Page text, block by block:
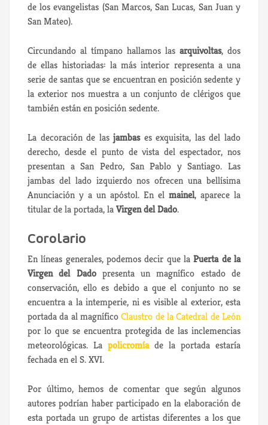
de los evangelistas (San Marcos, San Lucas, San Juan y
San Mateo).
Circundando al tímpano hallamos las arquivoltas, dos
de ellas historiadas: la más interior representa a una
serie de santas que se encuentran en posición sedente y
la exterior nos muestra a un conjunto de clérigos que
también están en posición sedente.
La decoración de lasjambases exquisita, las del lado
derecho, desde el punto de vista del espectador, nos
presentan a San Pedro, San Pablo y Santiago. Las
jambas del lado izquierdo nos ofrecen una bellísima
Anunciación y a un apóstol. En el mainel, aparece la
titular de la portada, laVirgen del Dado.
Corolario
En líneas generales, podemos decir que laPuerta de la
Virgen del Dadopresenta un magnífico estado de
conservación, ello es debido a que el conjunto no se
encuentra a la intemperie, ni es visible al exterior, esta
portada da al magníficoClaustro de la Catedral de León
por lo que se encuentra protegida de las inclemencias
meteorológicas. La policromíade la portada estaría
fechada en el S. XVI.
Por último, hemos de comentar que según algunos
autores podrían haber participado en la elaboración de
esta portada un grupo de artistas diferentes a los que